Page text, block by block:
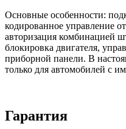
Основные особенности:
кодированное управление
авторизация комбинацией
блокировка двигателя,
приборной панели. В
только для автомобилей с
Гарантия